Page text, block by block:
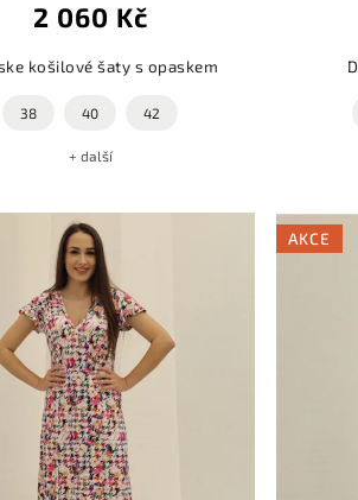
2 060 Kč
košilové šaty s opaskem
38 40 42
+ další
AKCE